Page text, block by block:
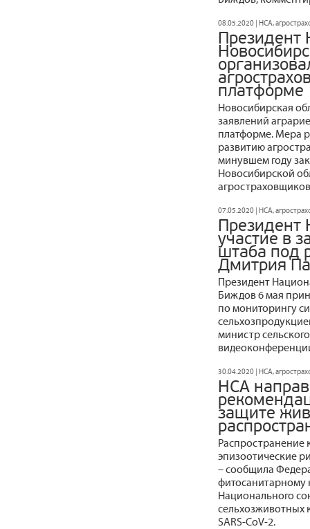
08.05.2020 | НСА,
платформе
Новосибирская
заявлений
платформе. Мера
развитию
минувшем году
Новосибирской
07.05.2020 | НСА,
Президент
участие в
штаба под
Дмитрия
Президент
Биждов 6 мая
по мониторингу
министр
30.04.2020 | НСА,
НСА
защите
эпизоотические
– сообщила
фитосанитарному
Национального
сельхозживотных
SARS-CoV-2.